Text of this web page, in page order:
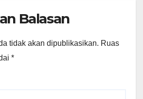
Balasan
tidak akan dipublikasikan. Ruas
*